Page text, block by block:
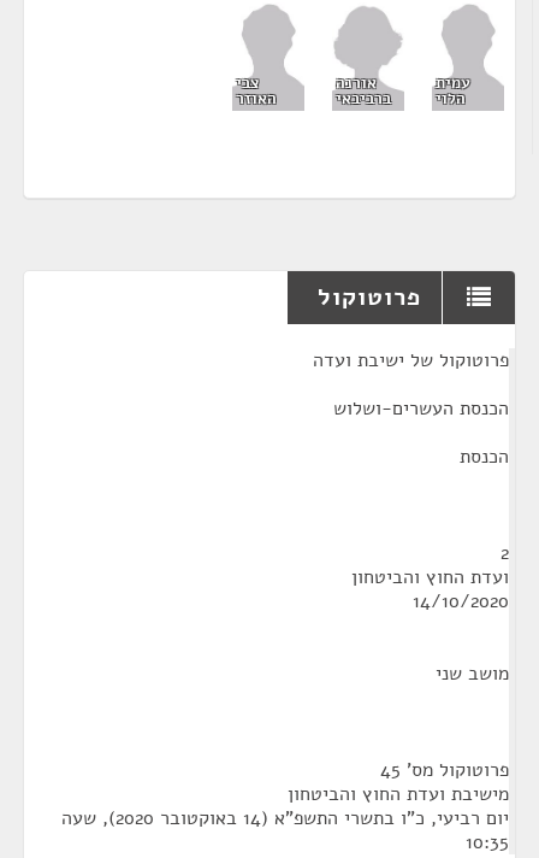
עמית
הלוי
אורנה
ברביבאי
צבי
האוזר
פרוטוקול
פרוטוקול של ישיבת ועדה
הכנסת העשרים-ושלוש
הכנסת
2
ועדת החוץ והביטחון
14/10/2020
מושב שני
פרוטוקול מס' 45
מישיבת ועדת החוץ והביטחון
יום רביעי, כ"ו בתשרי התשפ"א (14 באוקטובר 2020), שעה
10:35